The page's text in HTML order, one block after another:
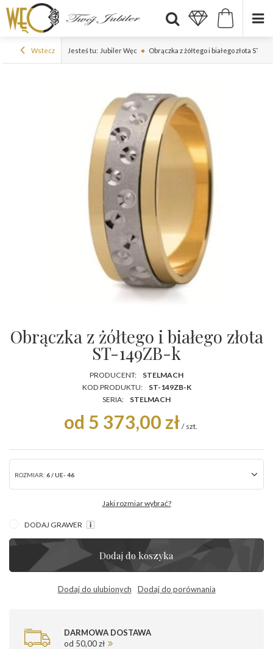
Wstecz Jesteś tu: Jubiler Węc Obrączka z żółtego i białego złota ST-
Obrączka z żółtego i białego złota
ST-149ZB-k
PRODUCENT:
STELMACH
KOD PRODUKTU:
ST-149ZB-K
SERIA:
STELMACH
od 5 373,00 zł / szt.
ROZMIAR: 6 / UE- 46
Jaki rozmiar wybrać?
DODAJ GRAWER
Dodaj do koszyka
Dodaj do ulubionych Dodaj do porównania
DARMOWA DOSTAWA
od 50,00 zł